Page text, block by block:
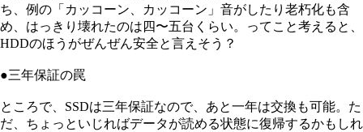
ち、例の「カッコーン、カッコーン」音がしたり老朽化も含
め、はっきり壊れたのは四〜五台くらい。ってこと考えると、
HDDのほうがぜんぜん安全と言えそう？
●三年保証の罠
ところで、SSDは三年保証なので、あと一年は交換も可能。た
だ、ちょっといじればデータが読める状態に復帰するかもしれ